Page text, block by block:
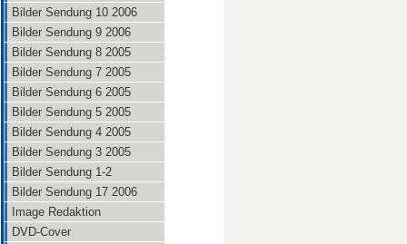
Bilder Sendung 10 2006
Bilder Sendung 9 2006
Bilder Sendung 8 2005
Bilder Sendung 7 2005
Bilder Sendung 6 2005
Bilder Sendung 5 2005
Bilder Sendung 4 2005
Bilder Sendung 3 2005
Bilder Sendung 1-2
Bilder Sendung 17 2006
Image Redaktion
DVD-Cover